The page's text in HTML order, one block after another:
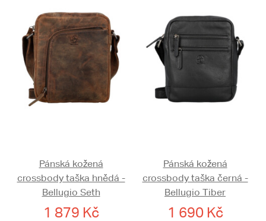
Pánská kožená
crossbody taška hnědá -
Bellugio Seth
1 879 Kč
Pánská kožená
crossbody taška černá -
Bellugio Tiber
1 690 Kč